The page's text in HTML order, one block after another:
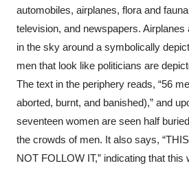
automobiles, airplanes, flora and
television, and newspapers. Airplanes
in the sky around a symbolically
men that look like politicians are
The text in the periphery reads, “56
aborted, burnt, and banished),” and
seventeen women are seen half
the crowds of men. It also says,
NOT FOLLOW IT,” indicating that